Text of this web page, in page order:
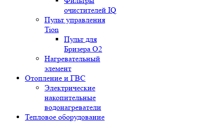
очистителей IQ
Пульт управления
Tion
Пульт для
Бризера O2
Нагревательный
элемент
Отопление и ГВС
Электрические
накопительные
водонагреватели
Тепловое оборудование